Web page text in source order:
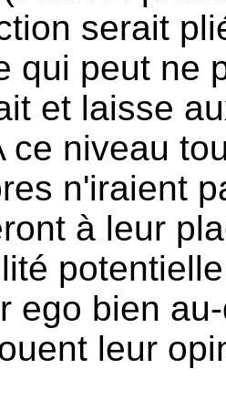
serait
qui peut ne
et laisse
ce niveau
n'iraient
à leur
ego bien
leur